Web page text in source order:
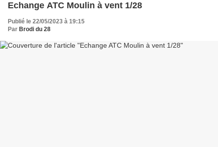
Echange ATC Moulin à vent 1/28
Publié le 22/05/2023 à 19:15
Par Brodi du 28